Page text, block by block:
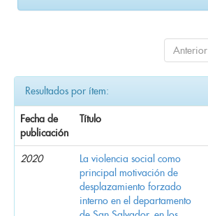
Anterior
Resultados por ítem:
Fecha de
publicación
Título
2020
La violencia social como
principal motivación de
desplazamiento forzado
interno en el departamento